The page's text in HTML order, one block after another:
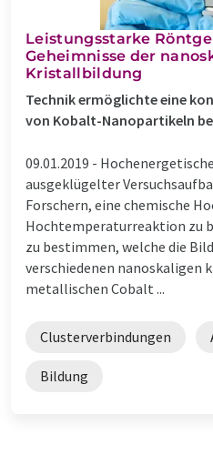
Leistungsstarke
Geheimnisse der
Kristallbildung
Technik ermöglichte eine
von Kobalt-Nanopartikeln
09.01.2019 -
ausgeklügelter
Forschern, eine chemische
Hochtemperaturreaktion zu
zu bestimmen, welche die
verschiedenen
metallischen Cobalt ...
Clusterverbindungen
Bildung